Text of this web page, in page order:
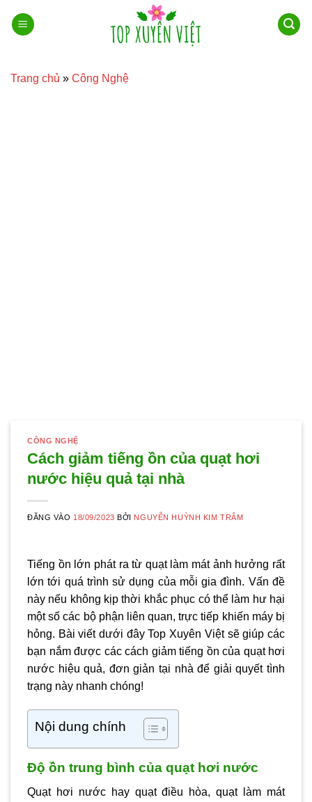
qua
Trang chủ » Công Nghệ
CÔNG NGHỆ
Cách giảm tiếng ồn của quạt hơi
nước hiệu quả tại nhà
ĐĂNG VÀO 18/09/2023 BỞI NGUYỄN HUỲNH KIM TRÂM
Tiếng ồn lớn phát ra từ quạt làm mát ảnh hưởng rất
lớn tới quá trình sử dụng của mỗi gia đình. Vấn đề
này nếu không kịp thời khắc phục có thể làm hư hại
một số các bộ phận liên quan, trực tiếp khiến máy bị
hỏng. Bài viết dưới đây Top Xuyên Việt sẽ giúp các
bạn nắm được các cách giảm tiếng ồn của quạt hơi
nước hiệu quả, đơn giản tại nhà để giải quyết tình
trạng này nhanh chóng!
Nội dung chính
Độ ồn trung bình của quạt hơi nước
Quạt hơi nước hay quạt điều hòa, quạt làm mát